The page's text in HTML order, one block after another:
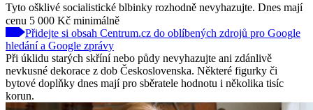
Tyto ošklivé socialistické blbinky rozhodně nevyhazujte. Dnes mají
cenu 5 000 Kč minimálně
Přidejte si obsah Centrum.cz do oblíbených zdrojů pro Google
hledání a Google zprávy
Při úklidu starých skříní nebo půdy nevyhazujte ani zdánlivě
nevkusné dekorace z dob Československa. Některé figurky či
bytové doplňky dnes mají pro sběratele hodnotu i několika tisíc
korun.